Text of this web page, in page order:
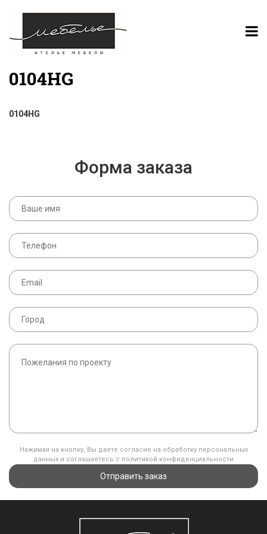
0104HG
0104HG
Форма заказа
Нажимая на кнопку, Вы даете согласие на обработку персональных
данных и соглашаетесь с политикой конфиденциальности
Отправить заказ